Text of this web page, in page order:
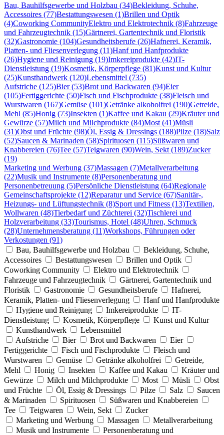
Bau, Bauhilfsgewerbe und Holzbau (34)Bekleidung, Schuhe,
Accessoires (77)Bestattungswesen (1)Brillen und Optik
(4)Coworking CommunityElektro und Elektrotechnik (8)Fahrzeuge
und Fahrzeugtechnik (15)Gärtnerei, Gartentechnik und Floristik
(32)Gastronomie (104)Gesundheitsberufe (26)Hafnerei, Keramik,
Platten- und Fliesenverlegung (11)Hanf und Hanfprodukte
(26)Hygiene und Reinigung (19)Imkereiprodukte (42)IT-
Dienstleistung (19)Kosmetik, Körperpflege (81)Kunst und Kultur
(25)Kunsthandwerk (120)Lebensmittel (735)
Aufstriche (125)Bier (53)Brot und Backwaren (94)Eier
(105)Fertiggerichte (50)Fisch und Fischprodukte (38)Fleisch und
Wurstwaren (167)Gemüse (101)Getränke alkoholfrei (190)Getreide,
Mehl (85)Honig (73)Insekten (1)Kaffee und Kakau (29)Kräuter und
Gewürze (57)Milch und Milchprodukte (84)Most (41)Müsli
(31)Obst und Früchte (98)Öl, Essig & Dressings (188)Pilze (18)Salz
(52)Saucen & Marinaden (58)Spirituosen (115)Süßwaren und
Knabbereien (76)Tee (57)Teigwaren (90)Wein, Sekt (189)Zucker
(19)
Marketing und Werbung (37)Massagen (7)Metallverarbeitung
(22)Musik und Instrumente (8)Personenberatung und
Personenbetreuung (5)Persönliche Dienstleistung (64)Regionale
Gemeinschaftsprojekte (12)Reparatur und Service (67)Sanitär-,
Heizungs- und Lüftungstechnik (8)Sport und Fitness (13)Textilien,
Wollwaren (48)Tierbedarf und Züchterei (32)Tischlerei und
Holzverarbeitung (33)Tourismus, Hotel (48)Uhren, Schmuck
(28)Unternehmensberatung (11)Workshops, Führungen oder
Verkostungen (91)
Bau, Bauhilfsgewerbe und Holzbau
Bekleidung, Schuhe,
Accessoires
Bestattungswesen
Brillen und Optik
Coworking Community
Elektro und Elektrotechnik
Fahrzeuge und Fahrzeugtechnik
Gärtnerei, Gartentechnik und
Floristik
Gastronomie Gesundheitsberufe
Hafnerei,
Keramik, Platten- und Fliesenverlegung
Hanf und Hanfprodukte
Hygiene und Reinigung
Imkereiprodukte
IT-
Dienstleistung
Kosmetik, Körperpflege
Kunst und Kultur
Kunsthandwerk
Lebensmittel
Aufstriche
Bier Brot und Backwaren
Eier
Fertiggerichte
Fisch und Fischprodukte
Fleisch und
Wurstwaren
Gemüse Getränke alkoholfrei
Getreide,
Mehl
Honig Insekten Kaffee und Kakau
Kräuter und
Gewürze
Milch und Milchprodukte Most Müsli
Obst
und Früchte
Öl, Essig & Dressings Pilze Salz
Saucen
& Marinaden
Spirituosen
Süßwaren und Knabbereien
Tee
Teigwaren Wein, Sekt
Zucker
Marketing und Werbung
Massagen
Metallverarbeitung
Musik und Instrumente
Personenberatung und